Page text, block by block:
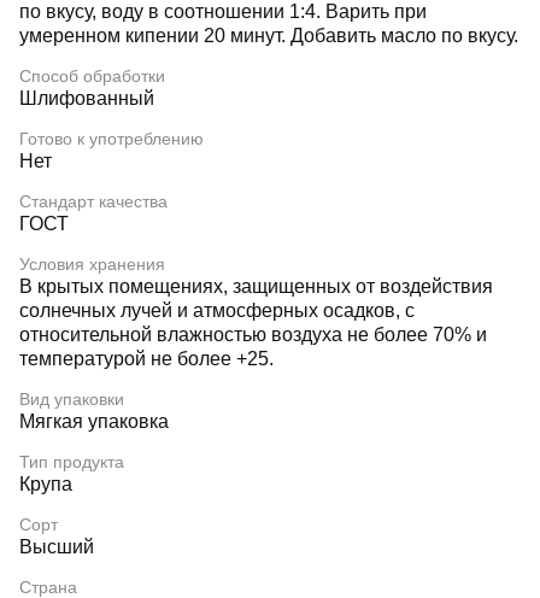
по вкусу, воду в соотношении 1:4. Варить при
умеренном кипении 20 минут. Добавить масло по вкусу.
Способ обработки
Шлифованный
Готово к употреблению
Нет
Стандарт качества
ГОСТ
Условия хранения
В крытых помещениях, защищенных от воздействия
солнечных лучей и атмосферных осадков, с
относительной влажностью воздуха не более 70% и
температурой не более +25.
Вид упаковки
Мягкая упаковка
Тип продукта
Крупа
Сорт
Высший
Страна